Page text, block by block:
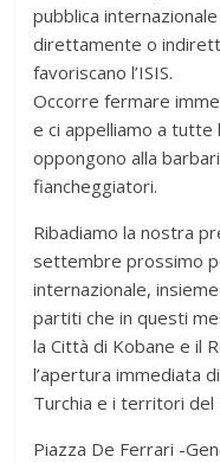
pubblica
direttamente o
favoriscano l’ISIS.
Occorre fermare
e ci appelliamo a tutte
oppongono alla
fiancheggiatori.
Ribadiamo la nostra
settembre prossimo
internazionale,
partiti che in questi
la Città di Kobane e il
l’apertura immediata
Turchia e i territori del
Piazza De Ferrari -